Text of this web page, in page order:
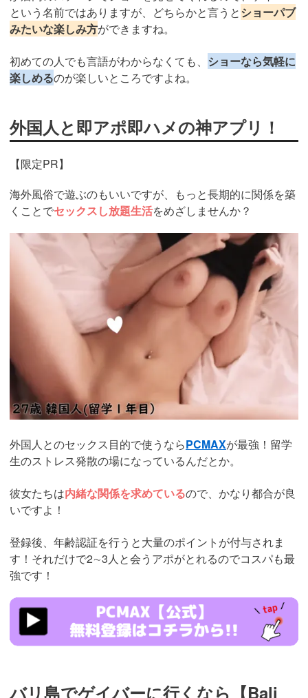
という名前ではありますが、どちらかと言うとショーパブ
みたいな楽しみ方ができますね。
初めての人でも言語がわからなくても、 ショーなら気軽に
楽しめるのが楽しいところですよね。
外国人と即アポ即ハメの神アプリ！
【限定PR】
海外風俗で遊ぶのもいいですが、もっと長期的に関係を築
くことでセックスし放題生活をめざしませんか？
https://pcmax.jp/lp/?
ad_id=rm307152
外国人とのセックス目的で使うならPCMAXが最強！留学
生のストレス発散の場になっているんだとか。
彼女たちは内緒な関係を求めているので、かなり都合が良
いですよ！
登録後、年齢認証を行うと大量のポイントが付与されま
す！それだけで2∼3人と会うアポがとれるのでコスパも最
強です！
https://pcmax.jp/lp/?
ad_id=rm307152
バリ島でゲイバーに行くなら【Bali